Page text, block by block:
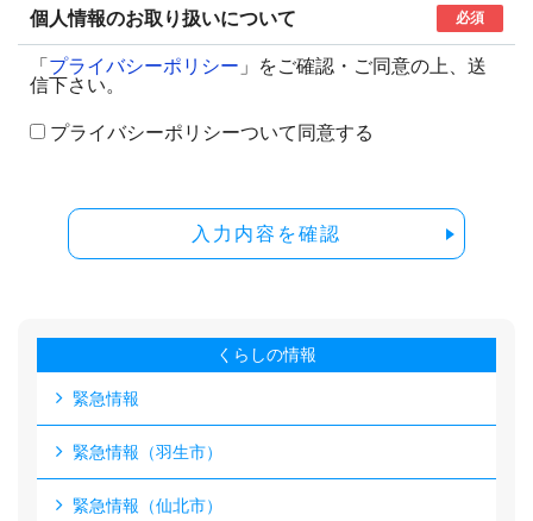
個人情報のお取り扱いについて 必須
「 プライバシーポリシー 」をご確認・ご同意の上、送
信下さい。
プライバシーポリシーついて同意する
入力内容を確認
くらしの情報
緊急情報
緊急情報（羽生市）
緊急情報（仙北市）